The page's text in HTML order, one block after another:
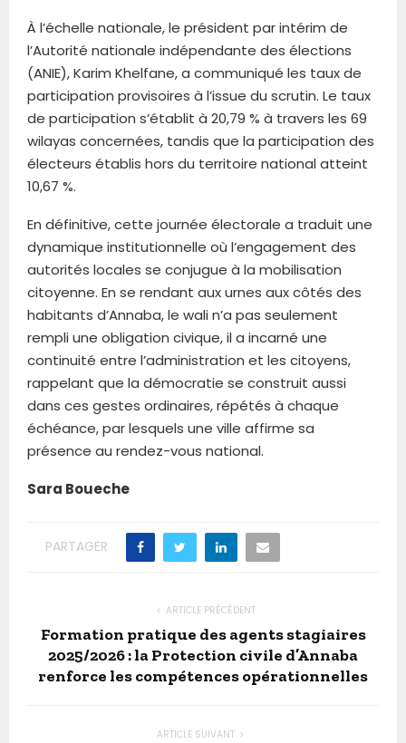
À l’échelle nationale, le président par intérim de
l’Autorité nationale indépendante des élections
(ANIE), Karim Khelfane, a communiqué les taux de
participation provisoires à l’issue du scrutin. Le taux
de participation s’établit à 20,79 % à travers les 69
wilayas concernées, tandis que la participation des
électeurs établis hors du territoire national atteint
10,67 %.
En définitive, cette journée électorale a traduit une
dynamique institutionnelle où l’engagement des
autorités locales se conjugue à la mobilisation
citoyenne. En se rendant aux urnes aux côtés des
habitants d’Annaba, le wali n’a pas seulement
rempli une obligation civique, il a incarné une
continuité entre l’administration et les citoyens,
rappelant que la démocratie se construit aussi
dans ces gestes ordinaires, répétés à chaque
échéance, par lesquels une ville affirme sa
présence au rendez-vous national.
Sara Boueche
PARTAGER
ARTICLE PRÉCÉDENT
Formation pratique des agents stagiaires
2025/2026 : la Protection civile d’Annaba
renforce les compétences opérationnelles
ARTICLE SUIVANT